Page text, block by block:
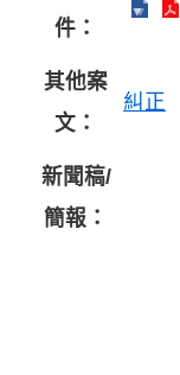
件：
其他案
文：
糾正
新聞稿/
簡報：